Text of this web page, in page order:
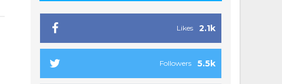
2.1k
Likes
5.5k
Followers